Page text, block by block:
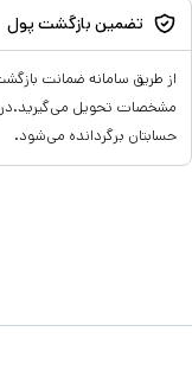
تضمین بازگشت پول
از طریق سامانه ضمانت
مشخصات تحویل می‌گیرید.در
حسابتان برگردانده می‌شود.